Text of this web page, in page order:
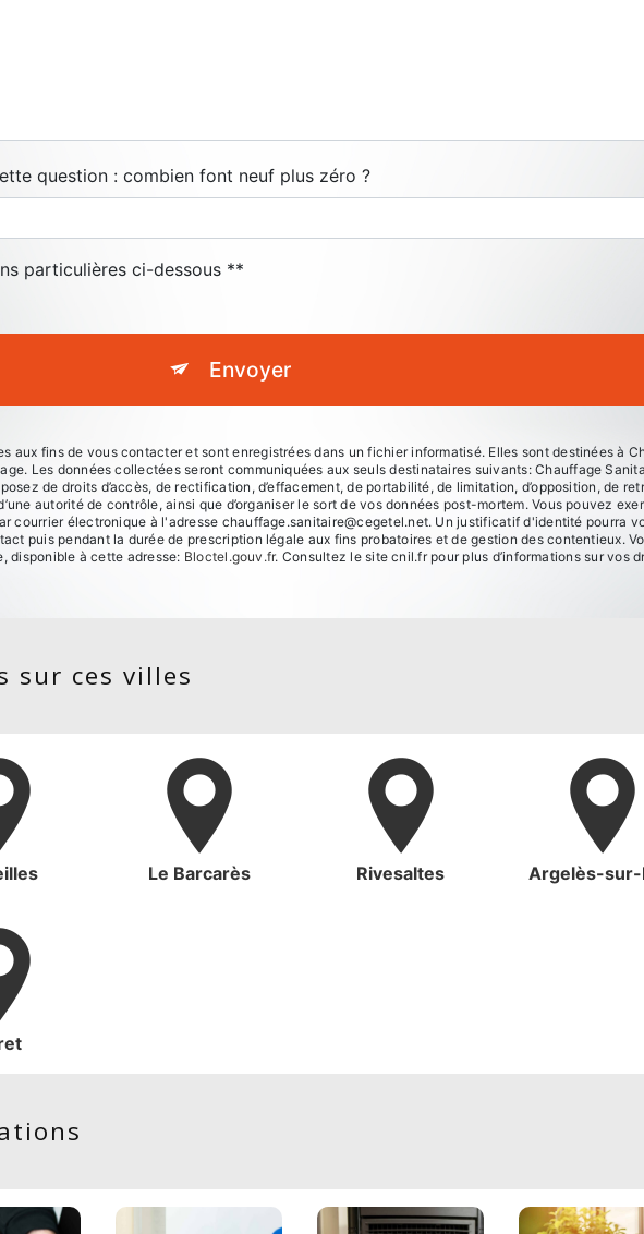
question : combien font neuf plus zéro ?
particulières ci-dessous **
Envoyer
aux fins de vous contacter et sont enregistrées dans un fichier informatisé. Elles sont destinées à
Les données collectées seront communiquées aux seuls destinataires suivants: Chauffage
de droits d’accès, de rectification, d’effacement, de portabilité, de limitation, d’opposition, de
autorité de contrôle, ainsi que d’organiser le sort de vos données post-mortem. Vous pouvez
courrier électronique à l'adresse chauffage.sanitaire@cegetel.net. Un justificatif d'identité pourra
puis pendant la durée de prescription légale aux fins probatoires et de gestion des contentieux.
disponible à cette adresse: Bloctel.gouv.fr. Consultez le site cnil.fr pour plus d’informations sur vos
sur ces villes
Le Barcarès Rivesaltes Argelès-